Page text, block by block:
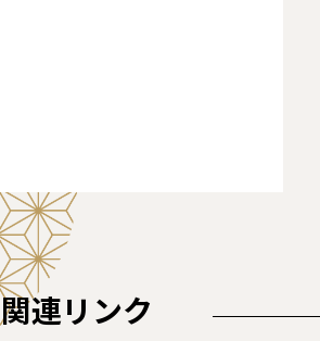
関連リンク